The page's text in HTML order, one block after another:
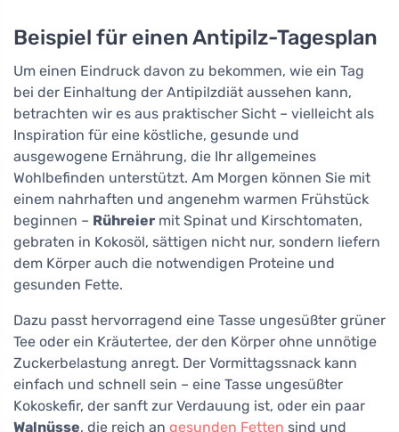
Beispiel für einen Antipilz-Tagesplan
Um einen Eindruck davon zu bekommen, wie ein Tag
bei der Einhaltung der Antipilzdiät aussehen kann,
betrachten wir es aus praktischer Sicht – vielleicht als
Inspiration für eine köstliche, gesunde und
ausgewogene Ernährung, die Ihr allgemeines
Wohlbefinden unterstützt. Am Morgen können Sie mit
einem nahrhaften und angenehm warmen Frühstück
beginnen – Rühreier mit Spinat und Kirschtomaten,
gebraten in Kokosöl, sättigen nicht nur, sondern liefern
dem Körper auch die notwendigen Proteine und
gesunden Fette.
Dazu passt hervorragend eine Tasse ungesüßter grüner
Tee oder ein Kräutertee, der den Körper ohne unnötige
Zuckerbelastung anregt. Der Vormittagssnack kann
einfach und schnell sein – eine Tasse ungesüßter
Kokoskefir, der sanft zur Verdauung ist, oder ein paar
Walnüsse, die reich an gesunden Fetten sind und